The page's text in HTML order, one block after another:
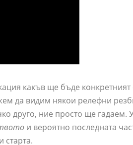
какъв ще бъде
да видим някои релефни
друго, ние просто ще гадаем.
и вероятно последната